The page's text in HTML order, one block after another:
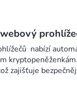
nabízí
zajišťuje